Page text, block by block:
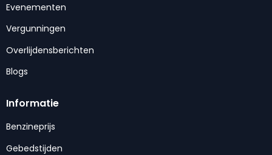
Evenementen
Vergunningen
Overlijdensberichten
Blogs
Informatie
Benzineprijs
Gebedstijden